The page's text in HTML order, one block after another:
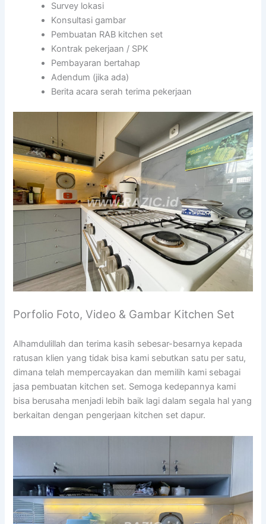
Survey lokasi
Konsultasi gambar
Pembuatan RAB kitchen set
Kontrak pekerjaan / SPK
Pembayaran bertahap
Adendum (jika ada)
Berita acara serah terima pekerjaan
Porfolio Foto, Video & Gambar Kitchen Set
Alhamdulillah dan terima kasih sebesar-besarnya kepada
ratusan klien yang tidak bisa kami sebutkan satu per satu,
dimana telah mempercayakan dan memilih kami sebagai
jasa pembuatan kitchen set. Semoga kedepannya kami
bisa berusaha menjadi lebih baik lagi dalam segala hal yang
berkaitan dengan pengerjaan kitchen set dapur.